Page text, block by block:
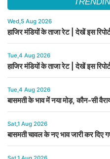
Wed,5 Aug 2026
हाजिर मंडियों के ताजा रेट | देखें इस
Tue,4 Aug 2026
हाजिर मंडियों के ताजा रेट | देखें इस
Tue,4 Aug 2026
बासमती के भाव में नया मोड़, कौन-सी
Sat,1 Aug 2026
बासमती चावल के नए भाव जारी कर दिए